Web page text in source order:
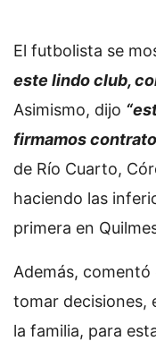
El futbolista se
este lindo club,
Asimismo, dijo
firmamos
de Río Cuarto,
haciendo las
primera en
Además,
tomar decisiones,
la familia, para